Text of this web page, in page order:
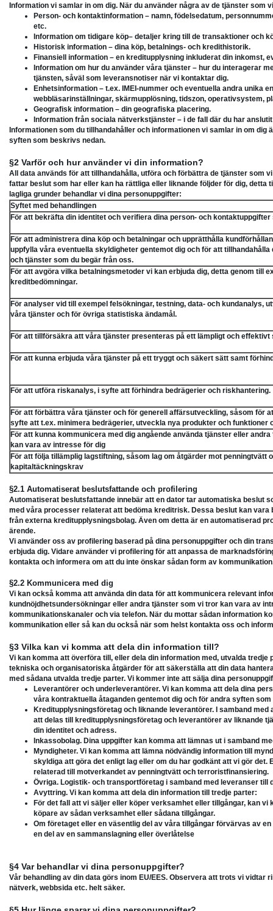
Information vi samlar in om dig. När du använder några av de tjänster som
Person- och kontaktinformation – namn, födelsedatum,
etc.
Information om tidigare köp– detaljer kring till de transaktioner och
Historisk information – dina köp, betalnings- och kredithistorik.
Finansiell information – en kreditupplysning inkluderat din inkomst,
Information om hur du använder våra tjänster – hur du interagerar
tjänsten, såväl som leveransnotiser när vi kontaktar dig.
Enhetsinformation – t.ex. IMEI-nummer och eventuella andra unika
webbläsarinställningar, skärmupplösning, tidszon, operativsystem,
Geografisk information – din geografiska placering.
Information från sociala nätverkstjänster – i de fall där du har
Informationen som du tillhandahåller och informationen vi samlar in om
syften som beskrivs nedan.
§2 Varför och hur använder vi din information?
All data används för att tillhandahålla, utföra och förbättra de tjänster som
fattar beslut som har eller kan ha rättliga eller liknande följder för dig,
lagliga grunder behandlar vi dina personuppgifter:
Syftet med behandlingen
För att bekräfta din identitet och verifiera dina person- och
För att administrera dina köp och betalningar och upprätthålla
uppfylla våra eventuella skyldigheter gentemot dig och för att
och tjänster som du begär från oss.
För att avgöra vilka betalningsmetoder vi kan erbjuda dig, detta genom till
kreditbedömningar.
För analyser vid till exempel felsökningar, testning, data- och kundanalys,
våra tjänster och för övriga statistiska ändamål.
För att tillförsäkra att våra tjänster presenteras på ett lämpligt och effektivt
För att kunna erbjuda våra tjänster på ett tryggt och säkert sätt samt
För att utföra riskanalys, i syfte att förhindra bedrägerier och riskhantering.
För att förbättra våra tjänster och för generell affärsutveckling, såsom för
syfte att t.ex. minimera bedrägerier, utveckla nya produkter och funktioner
För att kunna kommunicera med dig angående använda tjänster eller
kan vara av intresse för dig
För att följa tillämplig lagstiftning, såsom lag om åtgärder mot penningtvätt
kapitaltäckningskrav
§2.1 Automatiserat beslutsfattande och profilering
Automatiserat beslutsfattande innebär att en dator tar automatiska beslut
med våra processer relaterat att bedöma kreditrisk. Dessa beslut kan
från externa kreditupplysningsbolag. Även om detta är en automatiserad
ärende.
Vi använder oss av profilering baserad på dina personuppgifter och din
erbjuda dig. Vidare använder vi profilering för att anpassa de
kontakta och informera om att du inte önskar sådan form av
§2.2 Kommunicera med dig
Vi kan också komma att använda din data för att kommunicera relevant
kundnöjdhetsundersökningar eller andra tjänster som vi tror kan vara av
kommunikationskanaler och via telefon. När du mottar sådan information
kommunikation eller så kan du också när som helst kontakta oss och
§3 Vilka kan vi komma att dela din information till?
Vi kan komma att överföra till, eller dela din information med, utvalda
tekniska och organisatoriska åtgärder för att säkerställa att din data
med sådana utvalda tredje parter. Vi kommer inte att sälja dina
Leverantörer och underleverantörer. Vi kan komma att dela dina
våra kontraktuella åtaganden gentemot dig och för andra syften
Kreditupplysningsföretag och liknande leverantörer. I samband
att delas till kreditupplysningsföretag och leverantörer av liknande
din identitet och adress.
Inkassobolag. Dina uppgifter kan komma att lämnas ut i samband
Myndigheter. Vi kan komma att lämna nödvändig information till
skyldiga att göra det enligt lag eller om du har godkänt att vi gör
relaterad till motverkandet av penningtvätt och terroristfinansiering.
Övriga. Logistik- och transportföretag i samband med leveranser till
Avyttring. Vi kan komma att dela din information till tredje parter:
För det fall att vi säljer eller köper verksamhet eller tillgångar, kan
köpare av sådan verksamhet eller sådana tillgångar.
Om företaget eller en väsentlig del av våra tillgångar förvärvas av
en del av en sammanslagning eller överlåtelse
§4 Var behandlar vi dina personuppgifter?
Vår behandling av din data görs inom EU/EES. Observera att trots vi
nätverk, webbsida etc. helt säker.